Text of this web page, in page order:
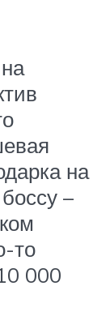
на
–
то
000